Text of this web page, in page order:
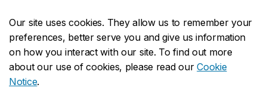
Our site uses cookies. They allow us to remember your
preferences, better serve you and give us information
on how you interact with our site. To find out more
about our use of cookies, please read ourCookie
Notice.
CENTRAL514-848-2424
EMERGENCY514-848-3717